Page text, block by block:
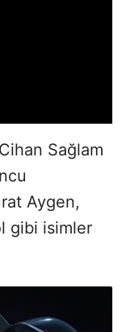
Sağlam
Aygen,
gibi isimler